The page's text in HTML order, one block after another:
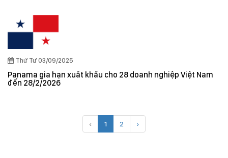
Thứ Tư 03/09/2025
Panama gia hạn xuất khẩu cho 28 doanh nghiệp Việt Nam
đến 28/2/2026
‹ 1 2 ›